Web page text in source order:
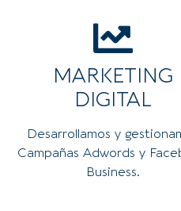
MARKETING
DIGITAL
Desarrollamos y
Campañas Adwords y
Business.